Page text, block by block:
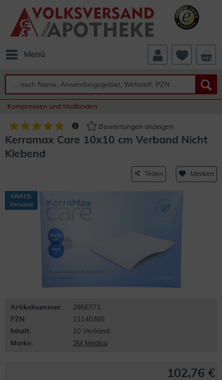
Menü
Kompressen und Mullbinden
Bewertungen anzeigen
Kerramax Care 10x10 cm Verband Nicht
Klebend
Teilen Merken
GRATIS
Versand
Artikelnummer:
2856771
PZN:
11140365
Inhalt:
10 Verband
Marke:
3M Medica
102,76 €